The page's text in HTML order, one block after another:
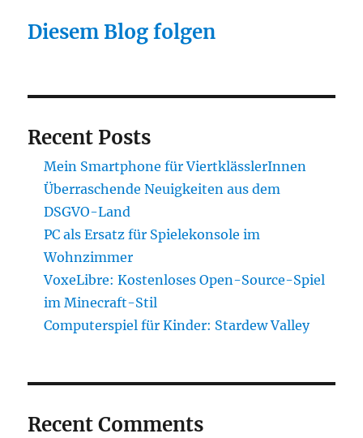
Diesem Blog folgen
Recent Posts
Mein Smartphone für ViertklässlerInnen
Überraschende Neuigkeiten aus dem
DSGVO-Land
PC als Ersatz für Spielekonsole im
Wohnzimmer
VoxeLibre: Kostenloses Open-Source-Spiel
im Minecraft-Stil
Computerspiel für Kinder: Stardew Valley
Recent Comments